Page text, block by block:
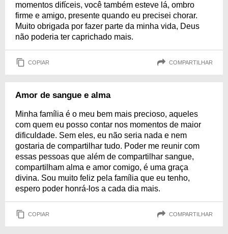
momentos difíceis, você também esteve lá, ombro
firme e amigo, presente quando eu precisei chorar.
Muito obrigada por fazer parte da minha vida, Deus
não poderia ter caprichado mais.
COPIAR COMPARTILHAR
Amor de sangue e alma
Minha família é o meu bem mais precioso, aqueles
com quem eu posso contar nos momentos de maior
dificuldade. Sem eles, eu não seria nada e nem
gostaria de compartilhar tudo. Poder me reunir com
essas pessoas que além de compartilhar sangue,
compartilham alma e amor comigo, é uma graça
divina. Sou muito feliz pela família que eu tenho,
espero poder honrá-los a cada dia mais.
COPIAR COMPARTILHAR